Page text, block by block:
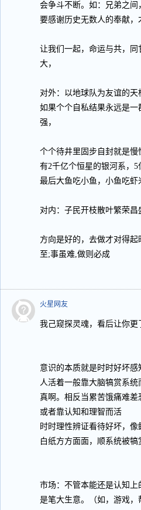
会争斗不断。如：兄弟之
要感谢历史无数人的奉献
让我们一起，命运与共，
大，
对外：以地球队为友谊的
如果个个自私结果永远是
强，
个个待井里固步自封就是
有2千亿个恒星的银河系，
最后大鱼吃小鱼，小鱼吃虾
对内：子民开枝散叶繁荣
方向是好的，去做才对得
至;事虽难,做则必成
火星网友
我己窥探灵魂，看后让你更
意识的本质就是时时好坏感
人活着一般靠大脑犒赏系
真啊。相反当累苦饿痛难
或者靠认知和理智而活
时时理性辨证看待好坏，
白纸方方面面，顺系统被
市场：不管本能还是认知
是笔大生意。（如，游戏